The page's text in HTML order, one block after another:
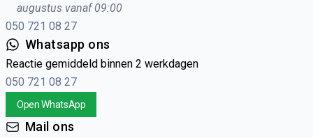
augustus vanaf 09:00
050 721 08 27
Whatsapp ons
Reactie gemiddeld binnen 2 werkdagen
050 721 08 27
Open WhatsApp
Mail ons